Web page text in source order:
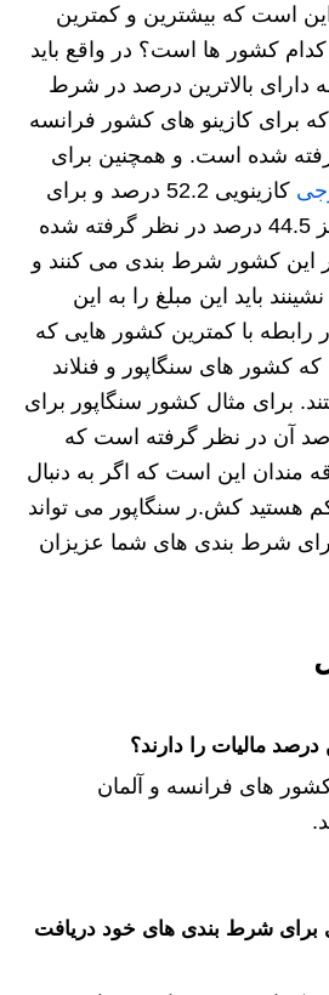
این است که بیشترین و کمترین
کشور ها است؟ در واقع باید
بالاترین درصد در شرط
برای کازینو های کشور فرانسه
کازینویی 52.2 درصد و برای
شرط بندی ورزشی نیز 44.5 درصد در نظر گرفته شده
کشور شرط بندی می کنند و
باید این مبلغ را به این
رابطه با کمترین کشور هایی که
که کشور های سنگاپور و فنلاند
برای مثال کشور سنگاپور برای
های خود 15 درصد آن در نظر گرفته است که
مندان این است که اگر به دنبال
هستید کش.ر سنگاپور می تواند
شرط بندی های شما عزیزان
مالیات را دارند؟
های فرانسه و آلمان
برای شرط بندی های خود دریافت